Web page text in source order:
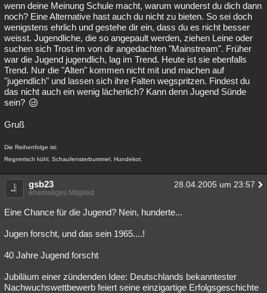
wenn deine Meinung Schule macht, warum wunderst du dich dann
noch? Eine Alternative hast auch du nicht zu bieten. So sei doch
wenigstens ehrlich und gestehe dir ein, dass du es nicht besser
weisst. Jugendliche, die so angepault werden, ziehen Leine oder
suchen sich Trost im von dir angedachten "Mainstream". Früher
war die Jugend jugendlich, lag im Trend. Heute ist sie ebenfalls
Trend. Nur die "Alten" kommen nicht mit und machen auf
"jugendlich" und lassen sich ihre Falten wegspritzen. Findest du
das nicht auch ein wenig lächerlich? Kann denn Jugend Sünde
sein?
Gruß
Die Reihenfolge ist:
Regnerisch kühl, Schaufensterbummel, Hundekot.
gsb23 28.04.2005 um 23:57
ehemaliges Mitglied
Eine Chance für die Jugend? Nein, hunderte...
Jugen forscht, und das sein 1965....!
40 Jahre Jugend forscht
Jubiläum einer zündenden Idee: Deutschlands bekanntester
Nachwuchswettbewerb feiert seine einzigartige Erfolgsgeschichte